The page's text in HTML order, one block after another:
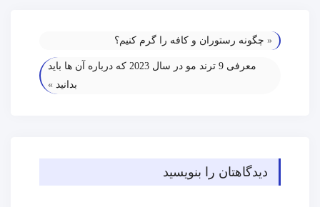
« چگونه رستوران و کافه را گرم کنیم؟
معرفی 9 ترند مو در سال 2023 که درباره آن‌ ها باید
بدانید »
دیدگاهتان را بنویسید